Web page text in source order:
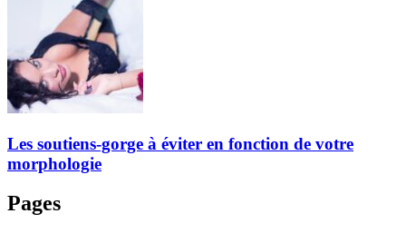
Les soutiens-gorge à éviter en fonction de votre
morphologie
Pages